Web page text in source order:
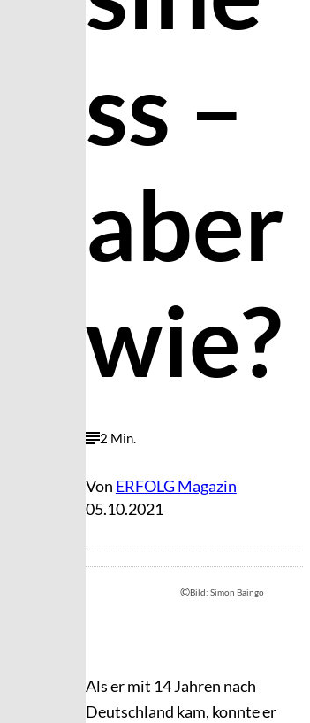
ss –
aber
wie?
2 Min.
Von ERFOLG Magazin
05.10.2021
©Bild: Simon Baingo
Als er mit 14 Jahren nach
Deutschland kam, konnte er